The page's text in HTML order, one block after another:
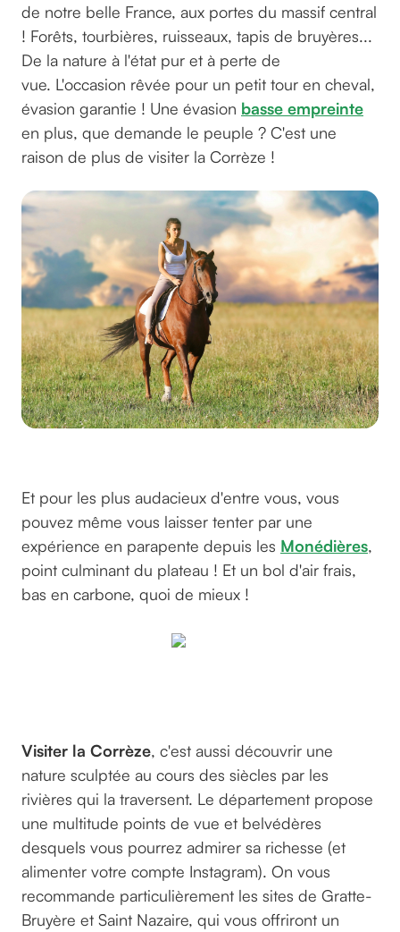
de notre belle France, aux portes du massif central
! Forêts, tourbières, ruisseaux, tapis de bruyères...
De la nature à l'état pur et à perte de
vue. L'occasion rêvée pour un petit tour en cheval,
évasion garantie ! Une évasion basse empreinte
en plus, que demande le peuple ? C'est une
raison de plus de visiter la Corrèze !
Et pour les plus audacieux d'entre vous, vous
pouvez même vous laisser tenter par une
expérience en parapente depuis les Monédières,
point culminant du plateau ! Et un bol d'air frais,
bas en carbone, quoi de mieux !
Visiter la Corrèze, c'est aussi découvrir une
nature sculptée au cours des siècles par les
rivières qui la traversent. Le département propose
une multitude points de vue et belvédères
desquels vous pourrez admirer sa richesse (et
alimenter votre compte Instagram). On vous
recommande particulièrement les sites de Gratte-
Bruyère et Saint Nazaire, qui vous offriront un